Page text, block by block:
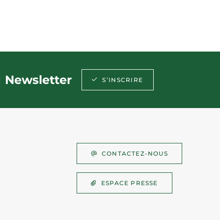
Newsletter S’INSCRIRE
CONTACTEZ-NOUS
ESPACE PRESSE